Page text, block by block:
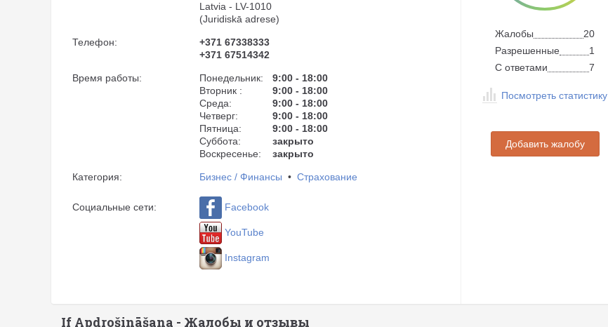
Latvia - LV-1010
(Juridiskā adrese)
Телефон:
+371 67338333
+371 67514342
Время работы: Понедельник:
9:00 - 18:00
Вторник :
9:00 - 18:00
Среда:
9:00 - 18:00
Четверг:
9:00 - 18:00
Пятница:
9:00 - 18:00
Суббота:
закрыто
Воскресенье:
закрыто
Категория: Бизнес / Финансы • Страхование
Социальные сети: Facebook
YouTube
Instagram
Жалобы
20
Разрешенные
1
C ответами
7
Посмотреть статистику
Добавить жалобу
If Apdrošināšana - Жалобы и отзывы